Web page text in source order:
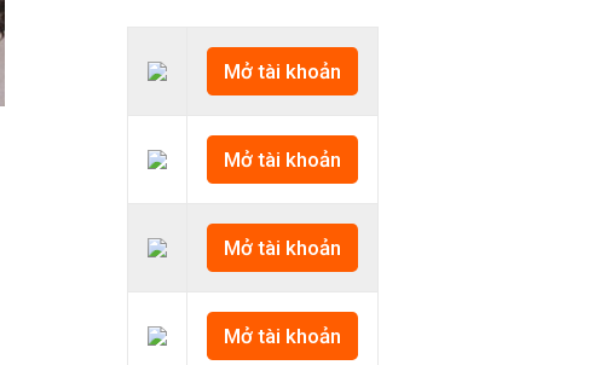
Mở tài khoản
Mở tài khoản
Mở tài khoản
Mở tài khoản